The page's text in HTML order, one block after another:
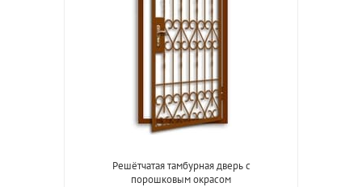
Решётчатая тамбурная дверь с
порошковым окрасом